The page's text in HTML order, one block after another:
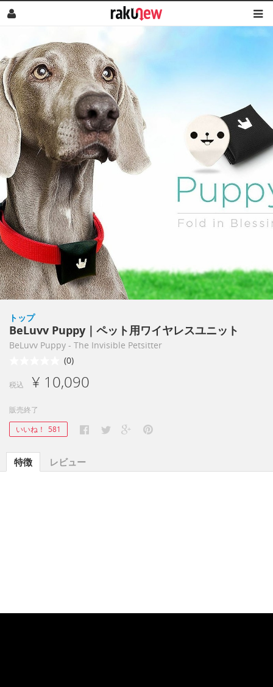
トップ
BeLuvv Puppy｜ペット用ワイヤレスユニット
BeLuvv Puppy - The Invisible Petsitter
(0)
税込 ¥ 10,090
販売終了
いいね！ 581
特徴 レビュー